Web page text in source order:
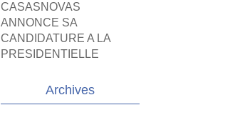
CASASNOVAS
ANNONCE SA
CANDIDATURE A LA
PRESIDENTIELLE
Archives